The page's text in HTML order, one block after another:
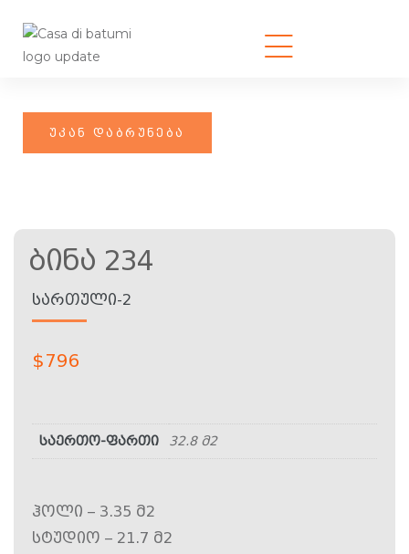
Ბინა 234
ᲡᲐᲠᲗᲣᲚᲘ-2
$796
საერთო-ფართი 32.8 მ2
ჰოლი – 3.35 მ2
სტუდიო – 21.7 მ2